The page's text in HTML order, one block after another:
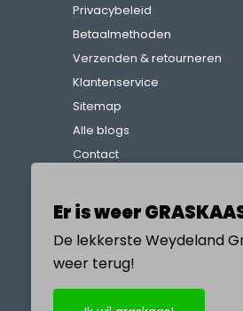
Privacybeleid
Betaalmethoden
Verzenden & retourneren
Klantenservice
Sitemap
Alle blogs
Contact
Referenties
Er is weer
De lekkerste Weydeland
weer terug!